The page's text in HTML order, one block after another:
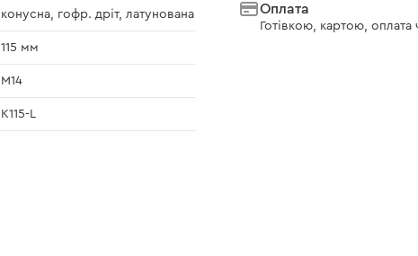
Оплата
Готівкою, картою,
конусна, гофр. дріт, латунована
115 мм
М14
К115-L